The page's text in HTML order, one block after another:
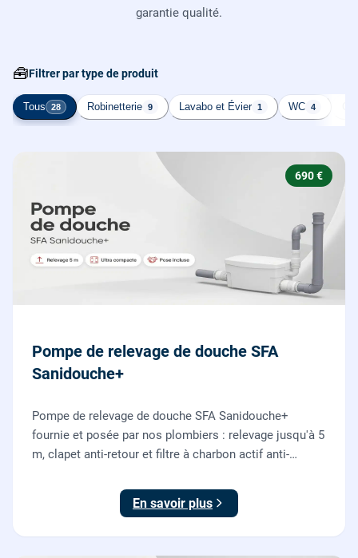
garantie qualité.
🧰Filtrer par type de produit
Tous 28 Robinetterie 9 Lavabo et Évier 1 WC 4
690 €
Pompe de relevage de douche SFA
Sanidouche+
Pompe de relevage de douche SFA Sanidouche+
fournie et posée par nos plombiers : relevage jusqu'à 5
m, clapet anti-retour et filtre à charbon actif anti-
En savoir plus